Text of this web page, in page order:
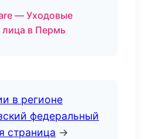
— Уходовые
в Пермь
в регионе
федеральный
страница →